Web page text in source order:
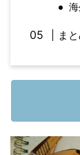
ま